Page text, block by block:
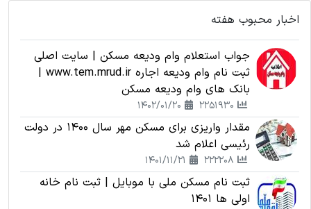
اخبار محبوب هفته
جواب استعلام وام ودیعه مسکن | سایت اصلی
ثبت نام وام ودیعه اجاره www.tem.mrud.ir |
بانک های وام ودیعه مسکن
مقدار واریزی برای مسکن مهر سال 1400 در دولت
رئیسی اعلام شد
ثبت نام مسکن ملی با موبایل | ثبت نام خانه
اولی ها 1401